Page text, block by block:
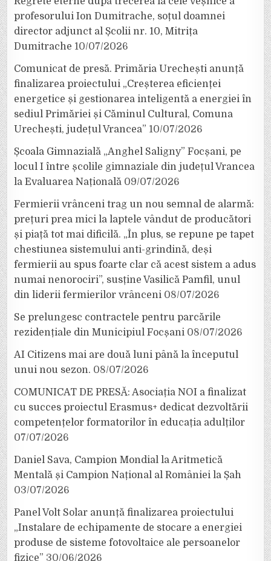
profesorului Ion Dumitrache, soțul doamnei
director adjunct al Școlii nr. 10, Mitrița
Dumitrache 10/07/2026
Comunicat de presă. Primăria Urechești anunță
finalizarea proiectului „Creșterea eficienței
energetice și gestionarea inteligentă a energiei în
sediul Primăriei și Căminul Cultural, Comuna
Urechești, județul Vrancea” 10/07/2026
Școala Gimnazială „Anghel Saligny” Focșani, pe
locul I între școlile gimnaziale din județul Vrancea
la Evaluarea Națională 09/07/2026
Fermierii vrânceni trag un nou semnal de alarmă:
prețuri prea mici la laptele vândut de producători
și piață tot mai dificilă. „În plus, se repune pe tapet
chestiunea sistemului anti-grindină, deși
fermierii au spus foarte clar că acest sistem a adus
numai nenorociri”, susține Vasilică Pamfil, unul
din liderii fermierilor vrânceni 08/07/2026
Se prelungesc contractele pentru parcările
rezidențiale din Municipiul Focșani 08/07/2026
AI Citizens mai are două luni până la începutul
unui nou sezon. 08/07/2026
COMUNICAT DE PRESĂ: Asociația NOI a finalizat
cu succes proiectul Erasmus+ dedicat dezvoltării
competențelor formatorilor în educația adulților
07/07/2026
Daniel Sava, Campion Mondial la Aritmetică
Mentală și Campion Național al României la Șah
03/07/2026
Panel Volt Solar anunță finalizarea proiectului
„Instalare de echipamente de stocare a energiei
produse de sisteme fotovoltaice ale persoanelor
fizice” 30/06/2026